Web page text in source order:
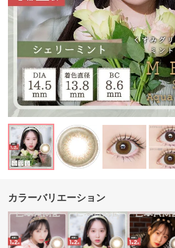
カラーバリエーション